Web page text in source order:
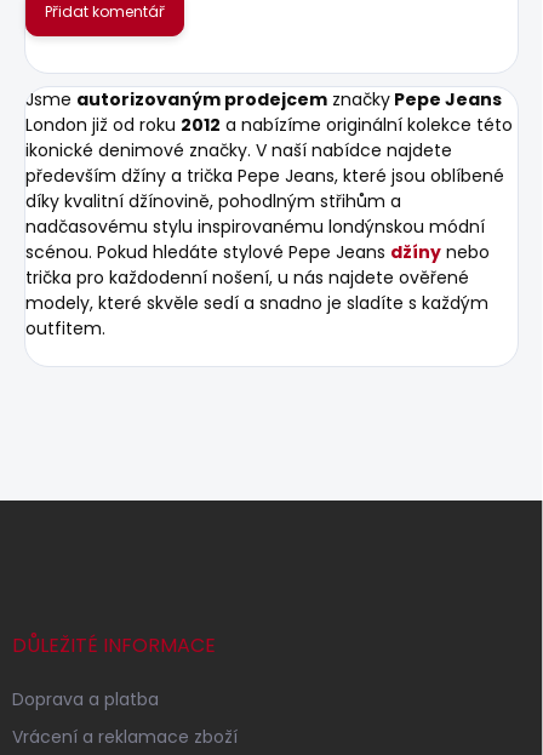
Přidat komentář
Jsme autorizovaným prodejcem značky Pepe Jeans
London již od roku 2012 a nabízíme originální kolekce této
ikonické denimové značky. V naší nabídce najdete
především džíny a trička Pepe Jeans, které jsou oblíbené
díky kvalitní džínovině, pohodlným střihům a
nadčasovému stylu inspirovanému londýnskou módní
scénou. Pokud hledáte stylové Pepe Jeans džíny nebo
trička pro každodenní nošení, u nás najdete ověřené
modely, které skvěle sedí a snadno je sladíte s každým
outfitem.
Z
DŮLEŽITÉ INFORMACE
Doprava a platba
Vrácení a reklamace zboží